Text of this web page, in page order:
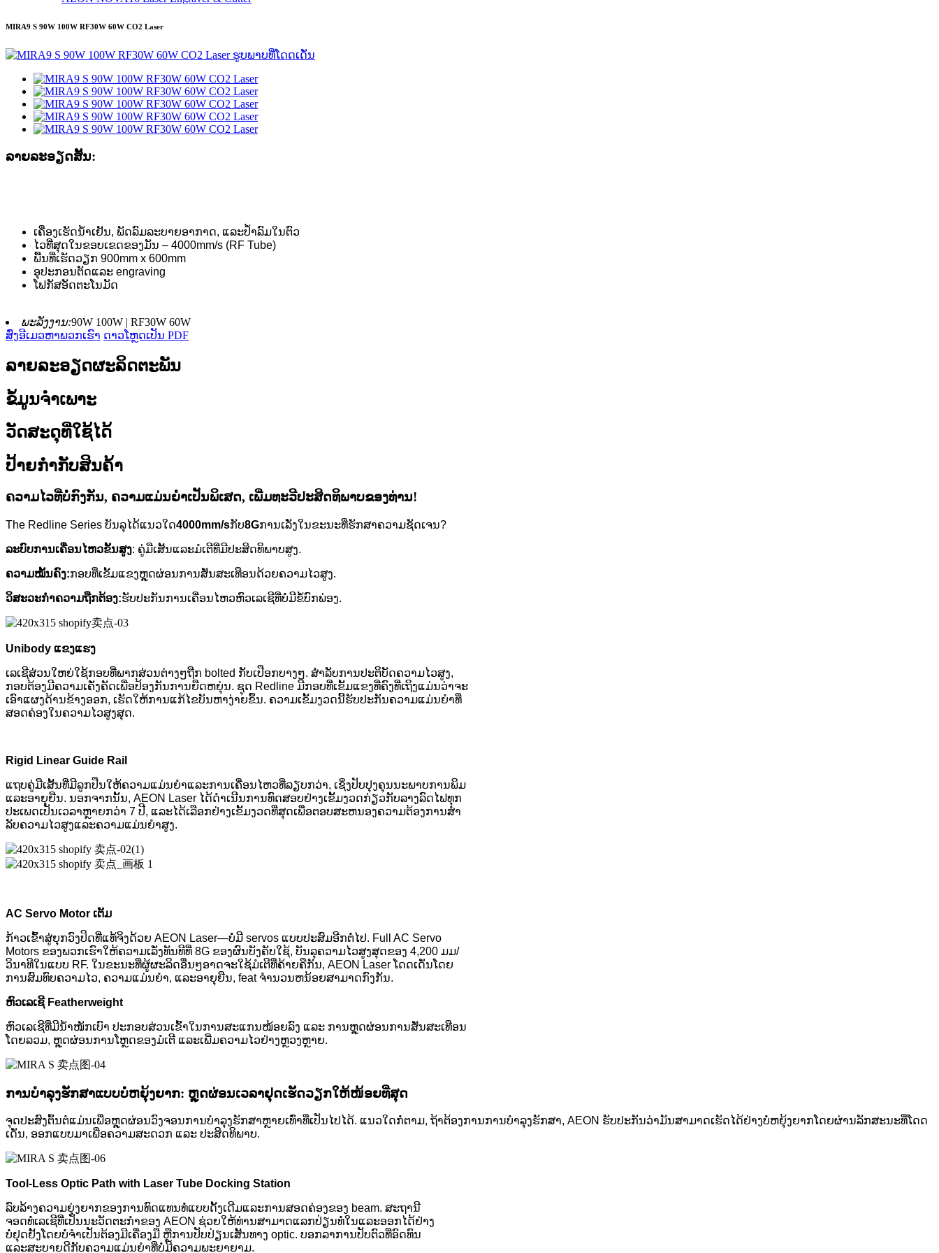
MIRA9 S 90W 100W RF30W 60W CO2 Laser
ລາຍ​ລະ​ອຽດ​ສັ້ນ​:
ເຄື່ອງເຮັດນ້ຳເຢັນ, ພັດລົມລະບາຍອາກາດ, ແລະປ້ຳລົມໃນຕົວ
ໄວທີ່ສຸດໃນຂອບເຂດຂອງມັນ – 4000mm/s (RF Tube)
ພື້ນທີ່ເຮັດວຽກ 900mm x 600mm
ອຸປະກອນຕັດແລະ engraving
ໂຟກັສອັດຕະໂນມັດ
ພະລັງງານ:90W 100W | RF30W 60W
ສົ່ງອີເມວຫາພວກເຮົາ ດາວໂຫຼດເປັນ PDF
ລາຍລະອຽດຜະລິດຕະພັນ
ຂໍ້ມູນຈໍາເພາະ
ວັດສະດຸທີ່ໃຊ້ໄດ້
ປ້າຍກຳກັບສິນຄ້າ
ຄວາມ​ໄວ​ທີ່​ບໍ່​ກົງ​ກັນ​, ຄວາມ​ແມ່ນ​ຍໍາ​ເປັນ​ພິ​ເສດ​, ເພີ່ມ​ທະ​ວີ​ປະ​ສິດ​ທິ​ພາບ​ຂອງ​ທ່ານ​!
The Redline Series ບັນລຸໄດ້ແນວໃດ4000mm/sກັບ8Gການເລັ່ງໃນຂະນະທີ່ຮັກສາຄວາມຊັດເຈນ?
ລະບົບການເຄື່ອນໄຫວຂັ້ນສູງ: ຄູ່ມືເສັ້ນແລະມໍເຕີທີ່ມີປະສິດທິພາບສູງ.
ຄວາມໝັ້ນຄົງ:ກອບທີ່ເຂັ້ມແຂງຫຼຸດຜ່ອນການສັ່ນສະເທືອນດ້ວຍຄວາມໄວສູງ.
ວິສະວະກໍາຄວາມຖືກຕ້ອງ:ຮັບປະກັນການເຄື່ອນໄຫວຫົວເລເຊີທີ່ບໍ່ມີຂໍ້ບົກພ່ອງ.
Unibody ແຂງແຮງ
ເລເຊີສ່ວນໃຫຍ່ໃຊ້ກອບທີ່ພາກສ່ວນຕ່າງໆຖືກ bolted ກັບເປືອກບາງໆ. ສໍາລັບການປະຕິບັດຄວາມໄວສູງ,
ກອບຕ້ອງມີຄວາມເຄັ່ງຄັດເພື່ອປ້ອງກັນການຍືດຫຍຸ່ນ. ຊຸດ Redline ມີກອບທີ່ເຂັ້ມແຂງທີ່ຄົງທີ່ເຖິງແມ່ນວ່າຈະ
ເອົາແຜງດ້ານຂ້າງອອກ, ເຮັດໃຫ້ການແກ້ໄຂບັນຫາງ່າຍຂຶ້ນ. ຄວາມເຂັ້ມງວດນີ້ຮັບປະກັນຄວາມແມ່ນຍໍາທີ່
ສອດຄ່ອງໃນຄວາມໄວສູງສຸດ.
Rigid Linear Guide Rail
ແຖບຄູ່ມືເສັ້ນທີ່ມີລູກປືນໃຫ້ຄວາມແມ່ນຍໍາແລະການເຄື່ອນໄຫວທີ່ລຽບກວ່າ, ເຊິ່ງປັບປຸງຄຸນນະພາບການພິມ
ແລະອາຍຸຍືນ. ນອກຈາກນັ້ນ, AEON Laser ໄດ້ດໍາເນີນການທົດສອບຢ່າງເຂັ້ມງວດກ່ຽວກັບລາງລົດໄຟທຸກ
ປະເພດເປັນເວລາຫຼາຍກວ່າ 7 ປີ, ແລະໄດ້ເລືອກຢ່າງເຂັ້ມງວດທີ່ສຸດເພື່ອຕອບສະຫນອງຄວາມຕ້ອງການສໍາ
ລັບຄວາມໄວສູງແລະຄວາມແມ່ນຍໍາສູງ.
AC Servo Motor ເຕັມ
ກ້າວເຂົ້າສູ່ຍຸກວົງປິດທີ່ແທ້ຈິງດ້ວຍ AEON Laser—ບໍ່ມີ servos ແບບປະສົມອີກຕໍ່ໄປ. Full AC Servo
Motors ຂອງພວກເຮົາໃຫ້ຄວາມເລັ່ງທັນທີທີ່ 8G ຂອງຜົນບັງຄັບໃຊ້, ບັນລຸຄວາມໄວສູງສຸດຂອງ 4,200 ມມ/
ວິນາທີໃນແບບ RF. ໃນຂະນະທີ່ຜູ້ຜະລິດອື່ນໆອາດຈະໃຊ້ມໍເຕີທີ່ຄ້າຍຄືກັນ, AEON Laser ໂດດເດັ່ນໂດຍ
ການສົມທົບຄວາມໄວ, ຄວາມແມ່ນຍໍາ, ແລະອາຍຸຍືນ, feat ຈໍານວນຫນ້ອຍສາມາດກົງກັນ.
ຫົວເລເຊີ Featherweight
ຫົວເລເຊີທີ່ມີນ້ຳໜັກເບົາ ປະກອບສ່ວນເຂົ້າໃນການສະແກນໜ້ອຍລົງ ແລະ ການຫຼຸດຜ່ອນການສັ່ນສະເທືອນ
ໂດຍລວມ, ຫຼຸດຜ່ອນການໂຫຼດຂອງມໍເຕີ ແລະເພີ່ມຄວາມໄວຢ່າງຫຼວງຫຼາຍ.
ການບຳລຸງຮັກສາແບບບໍ່ຫຍຸ້ງຍາກ: ຫຼຸດຜ່ອນເວລາຢຸດເຮັດວຽກໃຫ້ໜ້ອຍທີ່ສຸດ
ຈຸດປະສົງຕົ້ນຕໍແມ່ນເພື່ອຫຼຸດຜ່ອນວົງຈອນການບໍາລຸງຮັກສາຫຼາຍເທົ່າທີ່ເປັນໄປໄດ້. ແນວໃດກໍ່ຕາມ, ຖ້າຕ້ອງການການບຳລຸງຮັກສາ, AEON ຮັບປະກັນວ່າມັນສາມາດເຮັດໄດ້ຢ່າງບໍ່ຫຍຸ້ງຍາກໂດຍຜ່ານລັກສະນະທີ່ໂດດ
ເດັ່ນ, ອອກແບບມາເພື່ອຄວາມສະດວກ ແລະ ປະສິດທິພາບ.
Tool-Less Optic Path with Laser Tube Docking Station
ລົບລ້າງຄວາມຍຸ່ງຍາກຂອງການທົດແທນທໍ່ແບບດັ້ງເດີມແລະການສອດຄ່ອງຂອງ beam. ສະຖານີ
ຈອດທໍ່ເລເຊີທີ່ເປັນນະວັດຕະກໍາຂອງ AEON ຊ່ວຍໃຫ້ທ່ານສາມາດແລກປ່ຽນທໍ່ໃນແລະອອກໄດ້ຢ່າງ
ບໍ່ຢຸດຢັ້ງໂດຍບໍ່ຈໍາເປັນຕ້ອງມີເຄື່ອງມື ຫຼືການປັບປ່ຽນເສັ້ນທາງ optic. ບອກລາການປັບຕົວທີ່ອົດທົນ
ແລະສະບາຍດີກັບຄວາມແມ່ນຍໍາທີ່ບໍ່ມີຄວາມພະຍາຍາມ.